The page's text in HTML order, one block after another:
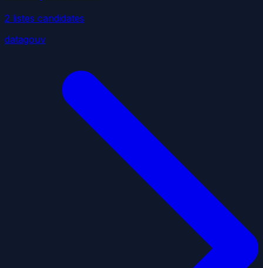
2 listes candidates
datagouv